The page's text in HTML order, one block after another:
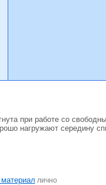
при работе со
нагружают середину
лично